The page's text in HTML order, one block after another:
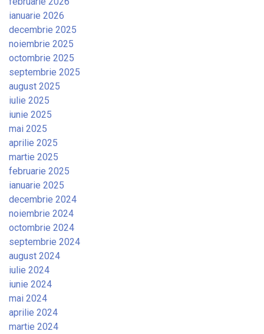
ianuarie 2026
decembrie 2025
noiembrie 2025
octombrie 2025
septembrie 2025
august 2025
iulie 2025
iunie 2025
mai 2025
aprilie 2025
martie 2025
februarie 2025
ianuarie 2025
decembrie 2024
noiembrie 2024
octombrie 2024
septembrie 2024
august 2024
iulie 2024
iunie 2024
mai 2024
aprilie 2024
martie 2024